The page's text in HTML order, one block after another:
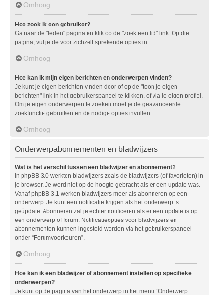
Omhoog
Hoe zoek ik een gebruiker?
Ga naar de "leden" pagina en klik op de "zoek een lid" link. Op die
pagina, vul je de voor zichzelf sprekende opties in.
Omhoog
Hoe kan ik mijn eigen berichten en onderwerpen vinden?
Je kunt je eigen berichten vinden door of op de "toon je eigen
berichten" link in het gebruikerspaneel te klikken, of via je eigen profiel.
Om je eigen onderwerpen te zoeken moet je de geavanceerde
zoekfunctie gebruiken en de nodige opties invullen.
Omhoog
Onderwerpabonnementen en bladwijzers
Wat is het verschil tussen een bladwijzer en abonnement?
In phpBB 3.0 werkten bladwijzers zoals de bladwijzers (of favorieten) in
je browser. Je werd niet op de hoogte gebracht als er een update was.
Vanaf phpBB 3.1 werken bladwijzers meer als abonneren op een
onderwerp. Je kunt een notificatie krijgen als het onderwerp is
geüpdate. Abonneren zal je echter notificeren als er een update is op
een onderwerp of forum. Notificatieopties voor bladwijzers en
abonnementen kunnen ingesteld worden via het gebruikerspaneel
onder “Forumvoorkeuren”.
Omhoog
Hoe kan ik een bladwijzer of abonnement instellen op specifieke
onderwerpen?
Je kunt op de pagina van het onderwerp in het menu “Onderwerp